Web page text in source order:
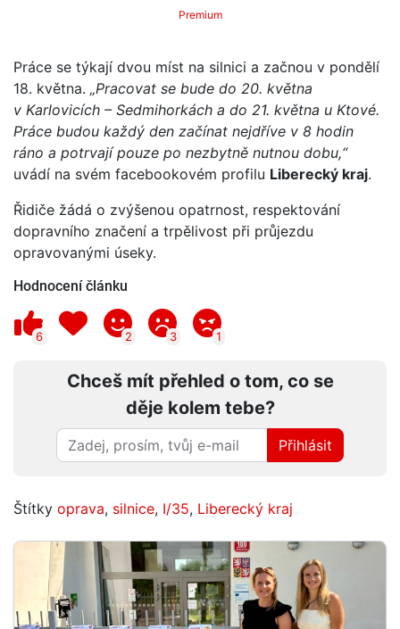
Premium
Práce se týkají dvou míst na silnici a začnou v pondělí
18. května. „Pracovat se bude do 20. května
v Karlovicích – Sedmihorkách a do 21. května u Ktové.
Práce budou každý den začínat nejdříve v 8 hodin
ráno a potrvají pouze po nezbytně nutnou dobu,“
uvádí na svém facebookovém profilu Liberecký kraj.
Řidiče žádá o zvýšenou opatrnost, respektování
dopravního značení a trpělivost při průjezdu
opravovanými úseky.
Hodnocení článku
6 2 3 1
Chceš mít přehled o tom, co se
děje kolem tebe?
Přihlásit
Štítky oprava, silnice, I/35, Liberecký kraj